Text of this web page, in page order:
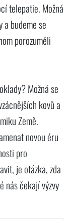
telepatie. Možná
budeme se
porozuměli
Možná se
kovů a
Země.
novou éru
pro
je otázka, zda
nás čekají výzvy